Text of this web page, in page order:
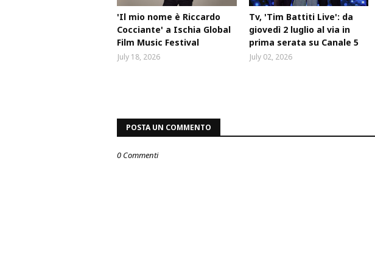
'Il mio nome è Riccardo
Cocciante' a Ischia Global
Film Music Festival
July 18, 2026
Tv, 'Tim Battiti Live': da
giovedì 2 luglio al via in
prima serata su Canale 5
July 02, 2026
POSTA UN COMMENTO
0 Commenti